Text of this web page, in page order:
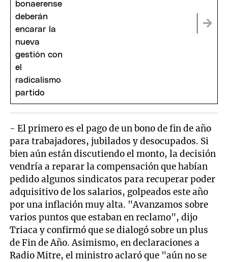
- El primero es el pago de un bono de fin de año
para trabajadores, jubilados y desocupados. Si
bien aún están discutiendo el monto, la decisión
vendría a reparar la compensación que habían
pedido algunos sindicatos para recuperar poder
adquisitivo de los salarios, golpeados este año
por una inflación muy alta. "Avanzamos sobre
varios puntos que estaban en reclamo", dijo
Triaca y confirmó que se dialogó sobre un plus
de Fin de Año. Asimismo, en declaraciones a
Radio Mitre, el ministro aclaró que "aún no se